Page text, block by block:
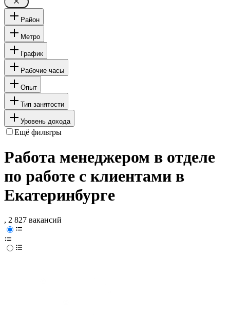
Район
Метро
График
Рабочие часы
Опыт
Тип занятости
Уровень дохода
Ещё фильтры
Работа менеджером в отделе
по работе с клиентами в
Екатеринбурге
, 2 827 вакансий